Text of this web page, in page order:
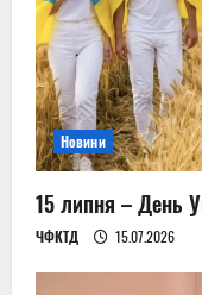
Новини
15 липня – День
ЧФКТД 15.07.2026